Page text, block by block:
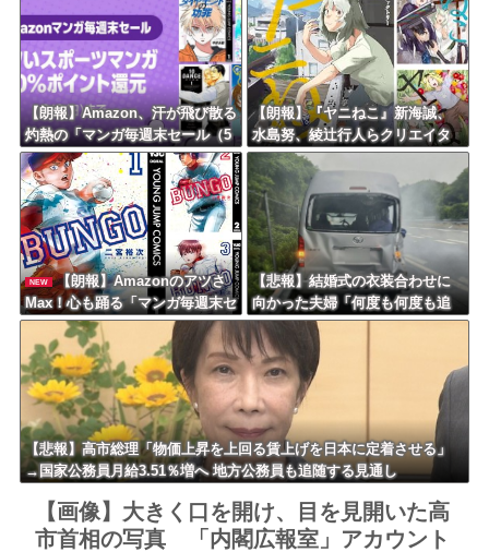
ｗｗ
【朗報】Amazon、汗が飛び散る
灼熱の「マンガ毎週末セール（5
0%還元）」を開催ｗｗｗｗｗｗ
ｗｗｗｗ
【朗報】『ヤニねこ』新海誠、
水島努、綾辻行人らクリエイタ
ーが絶賛ｗｗｗｗｗｗｗｗｗ
NEW
【朗報】Amazonのアツさ
Max！心も踊る「マンガ毎週末セ
ール（50%還元）」2日目襲来！
【悲報】結婚式の衣装合わせに
向かった夫婦「何度も何度も追
突され…何が目的か本当に理解
できない」東名高速で続いた約1.
7キロの追突
【悲報】高市総理「物価上昇を上回る賃上げを日本に定着させる」
→国家公務員月給3.51％増へ 地方公務員も追随する見通し
【画像】大きく口を開け、目を見開いた高
市首相の写真 「内閣広報室」アカウント